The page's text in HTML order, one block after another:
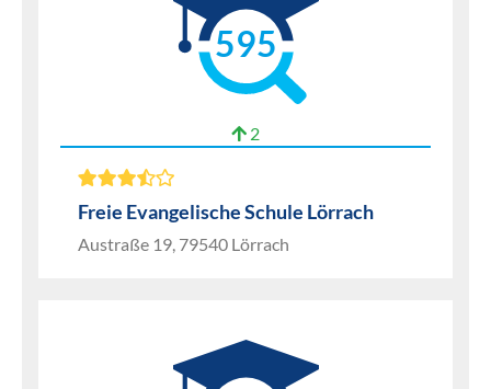
595
2
Freie Evangelische Schule Lörrach
Austraße 19, 79540 Lörrach